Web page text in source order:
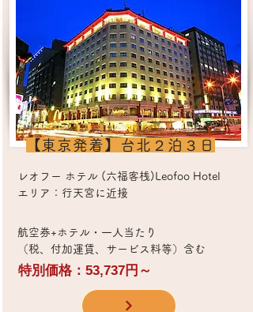
​【東京発着】台北２泊３日
レオフー ホテル (六福客桟)Leofoo Hotel
エリア：行天宮に近接
​航空券+ホテル・一人当たり
（税、付加運賃、サービス料等）含む
特別価格：53,737円～